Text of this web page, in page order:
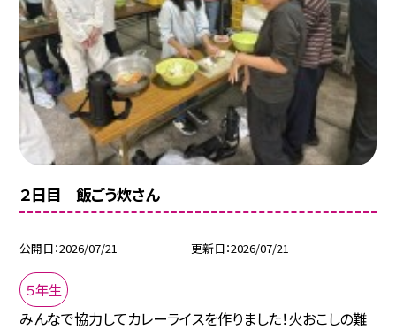
２日目 飯ごう炊さん
公開日 2026/07/21 更新日 2026/07/21
５年生
みんなで協力してカレーライスを作りました！火おこしの難